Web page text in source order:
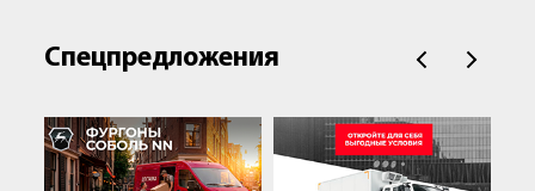
Спецпредложения